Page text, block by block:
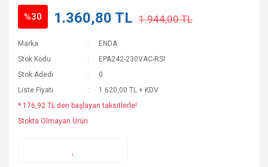
%30 1.360,80 TL 1.944,00 TL
Marka
ENDA
Stok Kodu
EPA242-230VAC-RSI
Stok Adedi
0
Liste Fiyatı
1.620,00 TL + KDV
* 176,92 TL den başlayan taksitlerle!
Stokta Olmayan Ürün